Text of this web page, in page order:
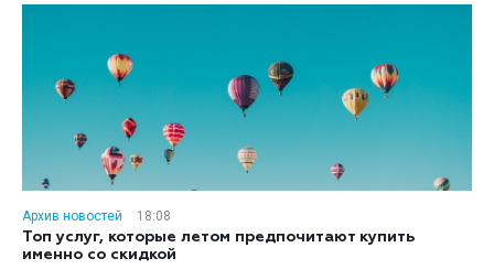
Архив новостей
18:08
Топ услуг, которые летом предпочитают купить
именно со скидкой